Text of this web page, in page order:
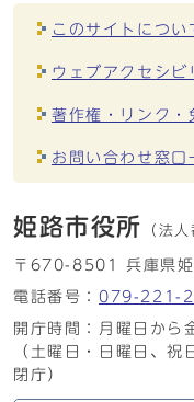
このサイトについ
ウェブアクセシビ
著作権・リンク・
お問い合わせ窓口
姫路市役所 （法人
〒670-8501 兵庫県姫
電話番号： 079-221-
開庁時間：月曜日から
（土曜日・日曜日、
閉庁）